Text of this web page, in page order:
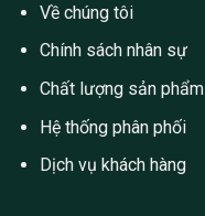
Về chúng tôi
Chính sách nhân sự
Chất lượng sản phẩm
Hệ thống phân phối
Dịch vụ khách hàng